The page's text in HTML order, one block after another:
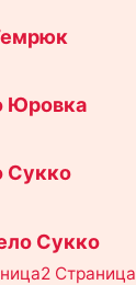
Юровка
Сукко
Сукко
2 Страница